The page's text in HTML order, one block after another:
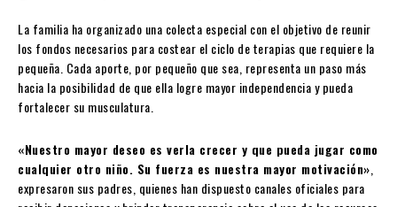
La familia ha organizado una colecta especial con el objetivo de reunir
los fondos necesarios para costear el ciclo de terapias que requiere la
pequeña. Cada aporte, por pequeño que sea, representa un paso más
hacia la posibilidad de que ella logre mayor independencia y pueda
fortalecer su musculatura.
«Nuestro mayor deseo es verla crecer y que pueda jugar como
cualquier otro niño. Su fuerza es nuestra mayor motivación»
expresaron sus padres, quienes han dispuesto canales oficiales para